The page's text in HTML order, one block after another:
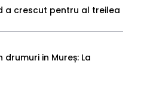
a crescut pentru al treilea
in Mureș: La